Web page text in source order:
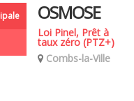
OSMOSE
Loi Pinel, Prêt à
taux zéro (PTZ+)
Combs-la-Ville